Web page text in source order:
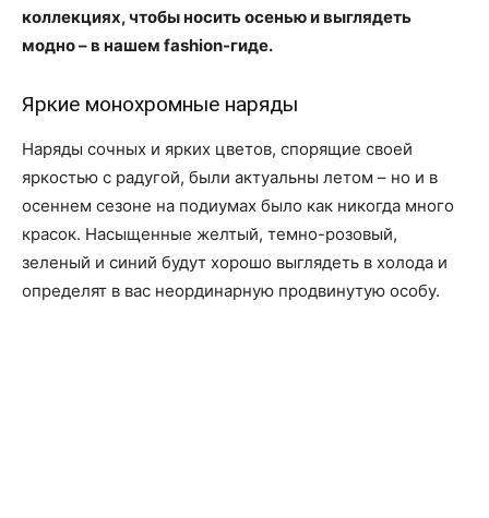
коллекциях, чтобы носить осенью и выглядеть
модно – в нашем fashion-гиде.
Яркие монохромные наряды
Наряды сочных и ярких цветов, спорящие своей
яркостью с радугой, были актуальны летом – но и в
осеннем сезоне на подиумах было как никогда много
красок. Насыщенные желтый, темно-розовый,
зеленый и синий будут хорошо выглядеть в холода и
определят в вас неординарную продвинутую особу.